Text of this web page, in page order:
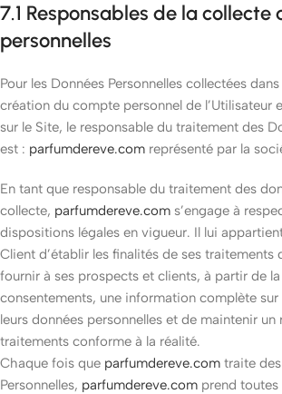
7.1 Responsables de la collecte
personnelles
Pour les Données Personnelles collectées
création du compte personnel de l’Utilisateur
sur le Site, le responsable du traitement des
est : parfumdereve.com représenté par la
En tant que responsable du traitement des
collecte, parfumdereve.com s’engage à
dispositions légales en vigueur. Il lui
Client d’établir les finalités de ses traitements
fournir à ses prospects et clients, à partir de
consentements, une information complète
leurs données personnelles et de maintenir un
traitements conforme à la réalité.
Chaque fois que parfumdereve.com traite
Personnelles, parfumdereve.com prend toutes